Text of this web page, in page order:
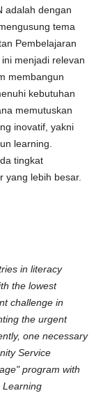
adalah dengan
tema
Pembelajaran
menjadi relevan
membangun
kebutuhan
memutuskan
inovatif, yakni
learning.
tingkat
yang lebih besar.
in literacy
the lowest
challenge in
the urgent
one necessary
Service
program with
Learning